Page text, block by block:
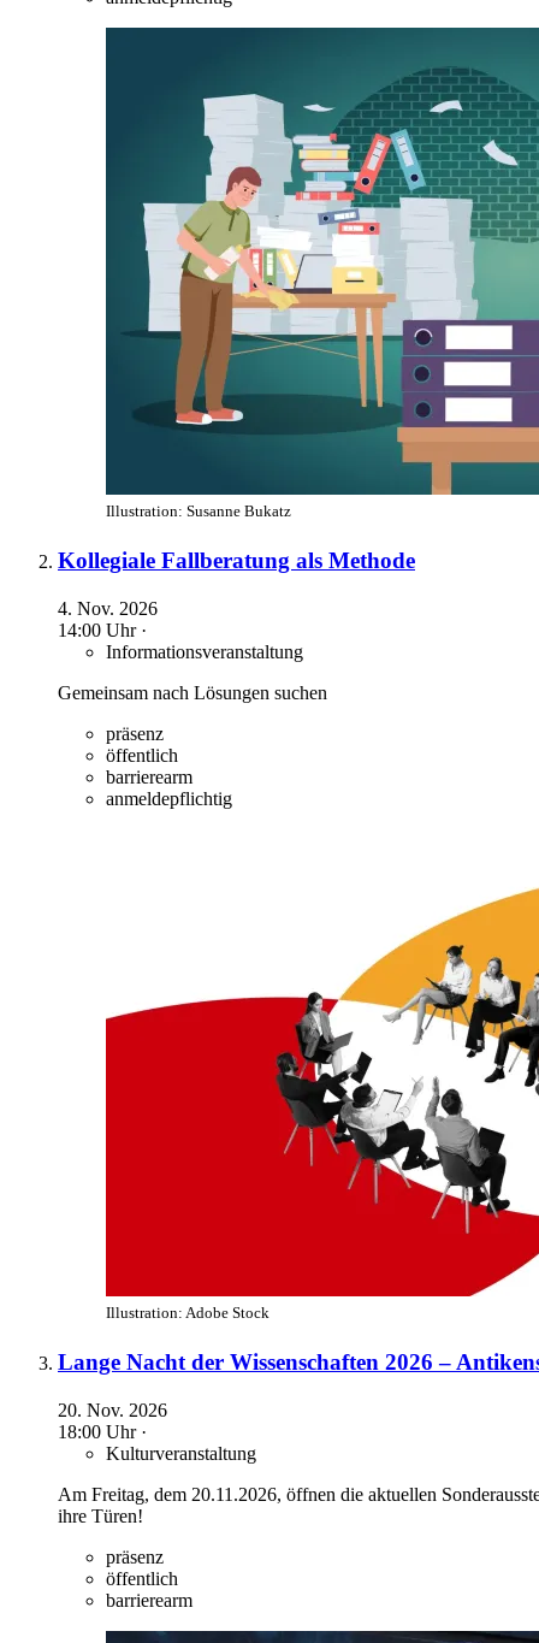
Illustration: Susanne Bukatz
Kollegiale Fallberatung als Methode
4. Nov. 2026
14:00 Uhr ·
Informationsveranstaltung
Gemeinsam nach Lösungen suchen
präsenz
öffentlich
barrierearm
anmeldepflichtig
Illustration: Adobe Stock
Lange Nacht der Wissenschaften 2026 –
20. Nov. 2026
18:00 Uhr ·
Kulturveranstaltung
Am Freitag, dem 20.11.2026, öffnen die aktuellen
ihre Türen!
präsenz
öffentlich
barrierearm